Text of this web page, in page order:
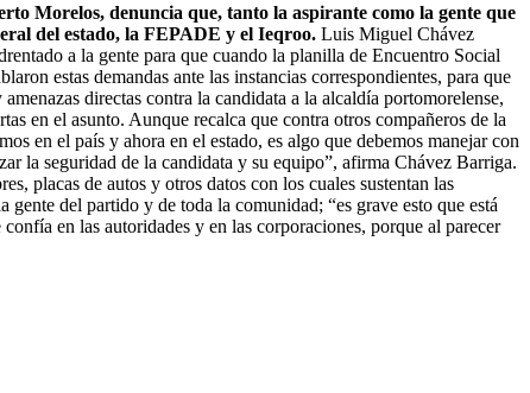
Morelos, denuncia que, tanto la aspirante como la gente que
del estado, la FEPADE y el Ieqroo. Luis Miguel Chávez
a la gente para que cuando la planilla de Encuentro Social
estas demandas ante las instancias correspondientes, para que
directas contra la candidata a la alcaldía portomorelense,
en el asunto. Aunque recalca que contra otros compañeros de la
en el país y ahora en el estado, es algo que debemos manejar con
la seguridad de la candidata y su equipo”, afirma Chávez Barriga.
placas de autos y otros datos con los cuales sustentan las
del partido y de toda la comunidad; “es grave esto que está
en las autoridades y en las corporaciones, porque al parecer